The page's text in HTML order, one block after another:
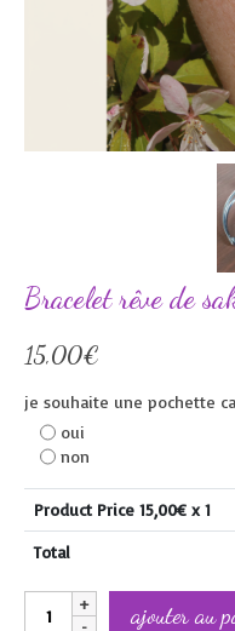
Bracelet rêve de
15,00€
je souhaite une pochette
oui
non
Product Price 15,00€ x 1
Total
quantité
ajouter au